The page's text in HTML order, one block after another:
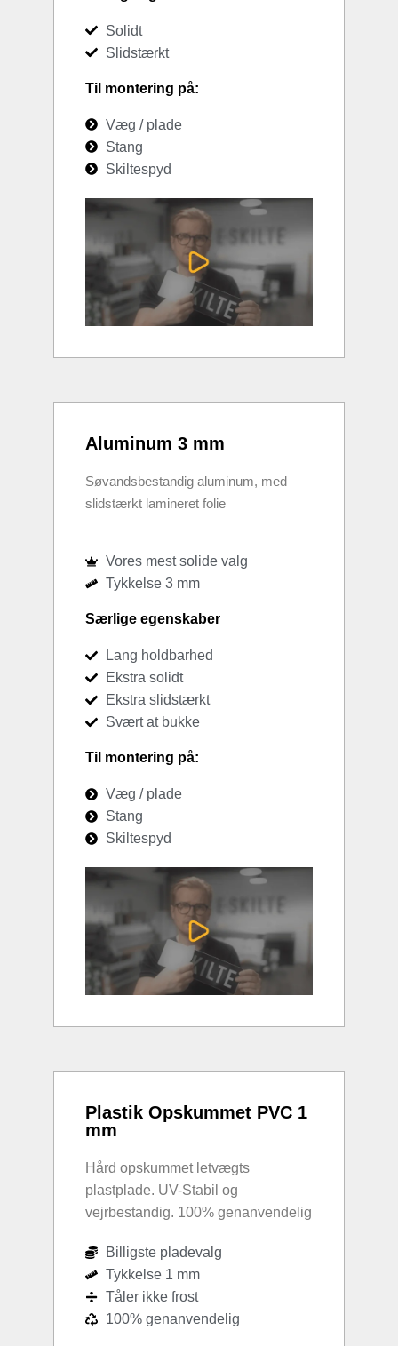
Solidt
Slidstærkt
Til montering på:
Væg / plade
Stang
Skiltespyd
Aluminum 3 mm
Søvandsbestandig aluminum, med
slidstærkt lamineret folie
Vores mest solide valg
Tykkelse 3 mm
Særlige egenskaber
Lang holdbarhed
Ekstra solidt
Ekstra slidstærkt
Svært at bukke
Til montering på:
Væg / plade
Stang
Skiltespyd
Plastik Opskummet PVC 1
mm
Hård opskummet letvægts
plastplade. UV-Stabil og
vejrbestandig. 100% genanvendelig
Billigste pladevalg
Tykkelse 1 mm
Tåler ikke frost
100% genanvendelig